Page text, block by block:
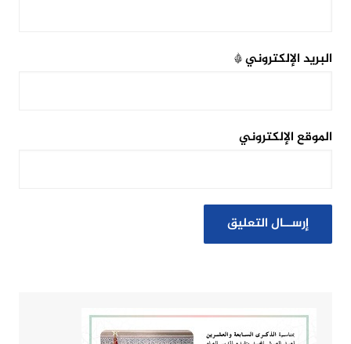
البريد الإلكتروني*
الموقع الإلكتروني